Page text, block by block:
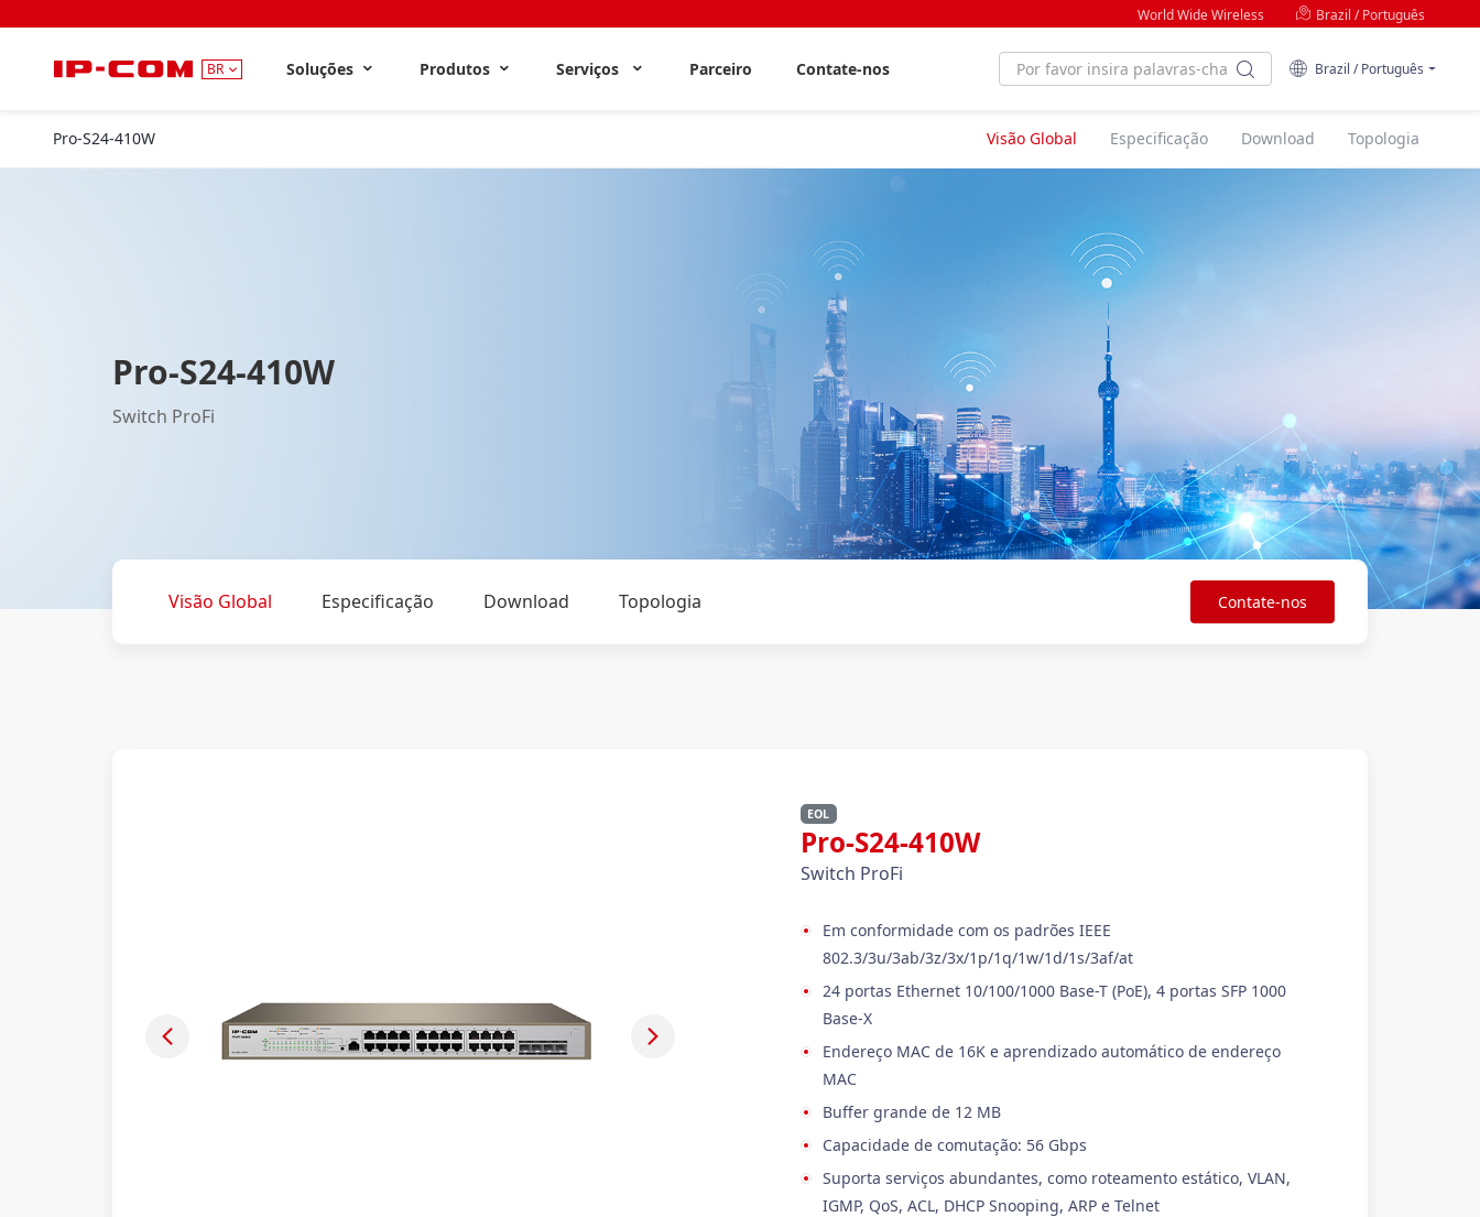
World Wide Wireless Brazil / Português
BR Soluções Produtos Serviços Parceiro Contate-nos Brazil / Português
Pro-S24-410W Visão Global Especificação Download Topologia
Pro-S24-410W
Switch ProFi
Visão Global Especificação Download Topologia Contate-nos
EOL
Pro-S24-410W
Switch ProFi
Em conformidade com os padrões IEEE
802.3/3u/3ab/3z/3x/1p/1q/1w/1d/1s/3af/at
24 portas Ethernet 10/100/1000 Base-T (PoE), 4 portas SFP 1000
Base-X
Endereço MAC de 16K e aprendizado automático de endereço
MAC
Buffer grande de 12 MB
Capacidade de comutação: 56 Gbps
Suporta serviços abundantes, como roteamento estático, VLAN,
IGMP, QoS, ACL, DHCP Snooping, ARP e Telnet